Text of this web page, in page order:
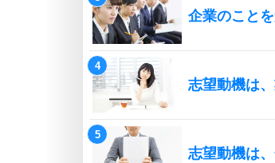
企業のこと
志望動機は
志望動機は